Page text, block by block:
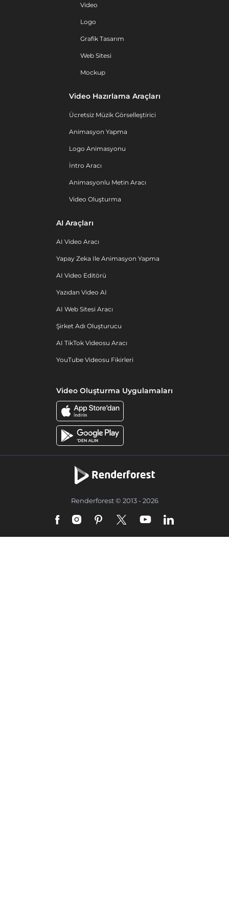
Video
Logo
Grafik Tasarım
Web Sitesi
Mockup
Video Hazırlama Araçları
Ücretsiz Müzik Görselleştirici
Animasyon Yapma
Logo Animasyonu
İntro Aracı
Animasyonlu Metin Aracı
Video Oluşturma
AI Araçları
AI Video Aracı
Yapay Zeka Ile Animasyon Yapma
AI Video Editörü
Yazıdan Video AI
AI Web Sitesi Aracı
Şirket Adı Oluşturucu
AI TikTok Videosu Aracı
YouTube Videosu Fikirleri
Video Oluşturma Uygulamaları
Renderforest © 2013 - 2026